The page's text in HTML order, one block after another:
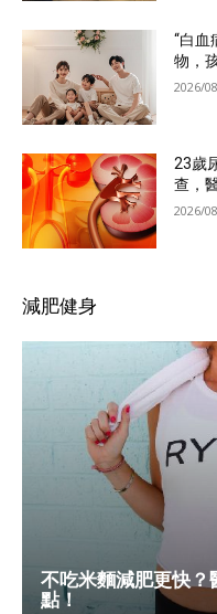
“白血
物，
2026/
23歲
查，
2026/
減肥健身
不吃米麵減肥更快？
點！